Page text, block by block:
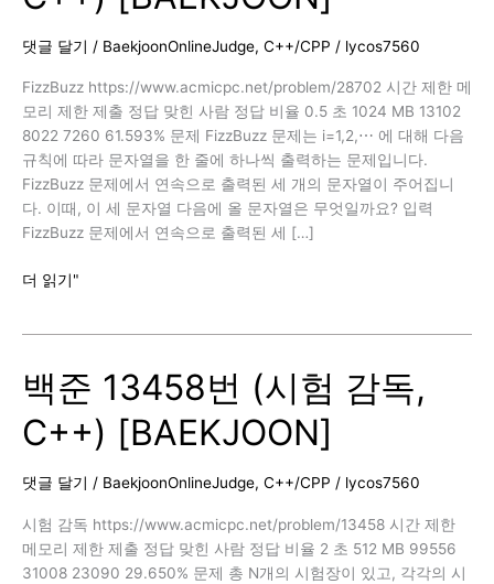
댓글 달기 / BaekjoonOnlineJudge, C++/CPP / lycos7560
FizzBuzz https://www.acmicpc.net/problem/28702 시간 제한 메
모리 제한 제출 정답 맞힌 사람 정답 비율 0.5 초 1024 MB 13102
8022 7260 61.593% 문제 FizzBuzz 문제는 i=1,2,⋯ 에 대해 다음
규칙에 따라 문자열을 한 줄에 하나씩 출력하는 문제입니다.
FizzBuzz 문제에서 연속으로 출력된 세 개의 문자열이 주어집니
다. 이때, 이 세 문자열 다음에 올 문자열은 무엇일까요? 입력
FizzBuzz 문제에서 연속으로 출력된 세 […]
백
(FizzBuzz,
C++)
[BAEKJOON]
더 읽기"
백준 13458번 (시험 감독,
C++) [BAEKJOON]
댓글 달기 / BaekjoonOnlineJudge, C++/CPP / lycos7560
시험 감독 https://www.acmicpc.net/problem/13458 시간 제한
메모리 제한 제출 정답 맞힌 사람 정답 비율 2 초 512 MB 99556
31008 23090 29.650% 문제 총 N개의 시험장이 있고, 각각의 시